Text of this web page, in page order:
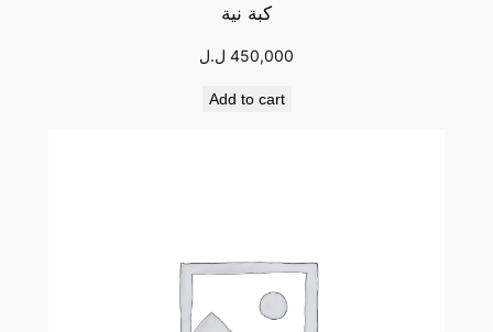
كبة نية
450,000 ل.ل
Add to cart